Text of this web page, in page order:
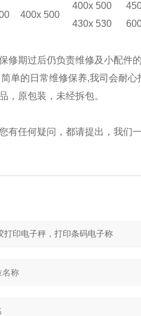
400x 500
400x 500
430x 530
修期过后仍负责维修及小配件
单的日常维修保养,我司会耐心
，原包装，未经拆包。
有任何疑问，都请提出，我们